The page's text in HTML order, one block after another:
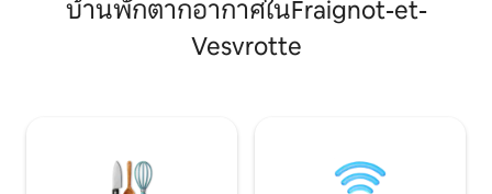
ส่วนตัวเหนือพื้นดินกำลังรอคุณอยู่ รถยนต์
ของคุณจะจอดในลานบ้านส่วนตัวที่มีประตู
บาร์บีคิว มีจักรยาน 2 คัน (จักรยานเสือ
บ้านพักตากอากาศในFraignot-et-
Vesvrotte